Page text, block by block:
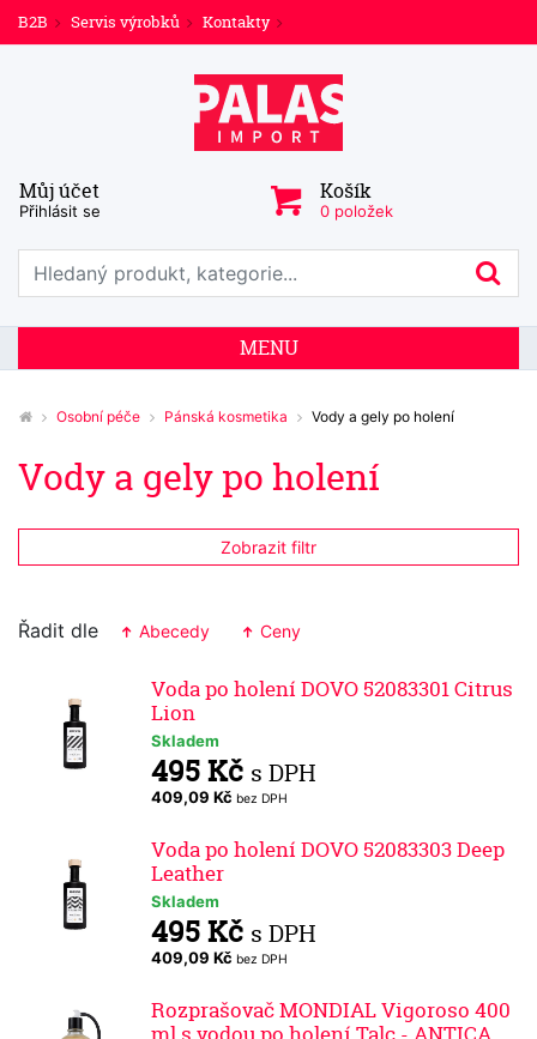
B2B Servis výrobků Kontakty
Můj účet
Přihlásit se
Košík
0 položek
Prohledat web
MENU
Osobní péče Pánská kosmetika Vody a gely po holení
Vody a gely po holení
Zobrazit filtr
Řadit dle Abecedy Ceny
Voda po holení DOVO 52083301 Citrus
Lion
Skladem
495 Kč s DPH
409,09 Kč bez DPH
Voda po holení DOVO 52083303 Deep
Leather
Skladem
495 Kč s DPH
409,09 Kč bez DPH
Rozprašovač MONDIAL Vigoroso 400